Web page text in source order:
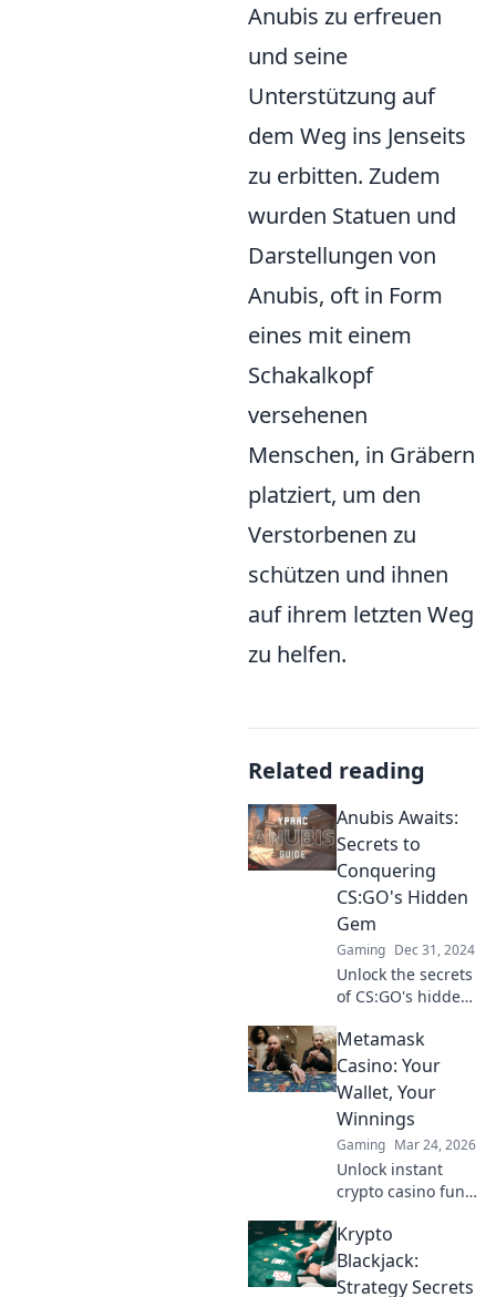
Anubis zu erfreuen
und seine
Unterstützung auf
dem Weg ins Jenseits
zu erbitten. Zudem
wurden Statuen und
Darstellungen von
Anubis, oft in Form
eines mit einem
Schakalkopf
versehenen
Menschen, in Gräbern
platziert, um den
Verstorbenen zu
schützen und ihnen
auf ihrem letzten Weg
zu helfen.
Related reading
Anubis Awaits:
Secrets to
Conquering
CS:GO's Hidden
Gem
Gaming Dec 31, 2024
Unlock the secrets
of CS:GO's hidden
Anubis Awaits and
dominate your
competition with
insider tips and
tricks.
Metamask
Casino: Your
Wallet, Your
Winnings
Gaming Mar 24, 2026
Unlock instant
crypto casino fun
Play securely, win
big, and keep full
control of your
Krypto
Blackjack:
Strategy Secrets